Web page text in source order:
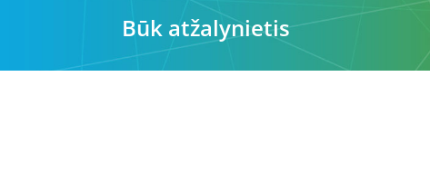
Būk atžalynietis